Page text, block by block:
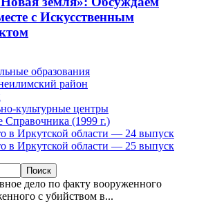
с Искусственным
образования
район
культурные центры
Справочника (1999 г.)
в Иркутской области — 24 выпуск
в Иркутской области — 25 выпуск
дело по факту вооруженного
с убийством в...